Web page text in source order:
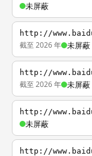
未屏蔽
http://
截至 2026 年 未屏蔽
http://
截至 2026 年 未屏蔽
http://
未屏蔽
http://